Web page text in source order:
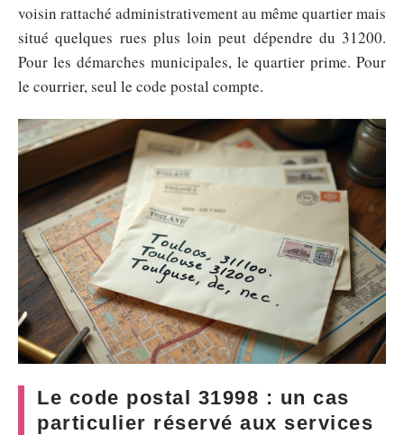
voisin rattaché administrativement au même quartier mais
situé quelques rues plus loin peut dépendre du 31200.
Pour les démarches municipales, le quartier prime. Pour
le courrier, seul le code postal compte.
Le code postal 31998 : un cas
particulier réservé aux services